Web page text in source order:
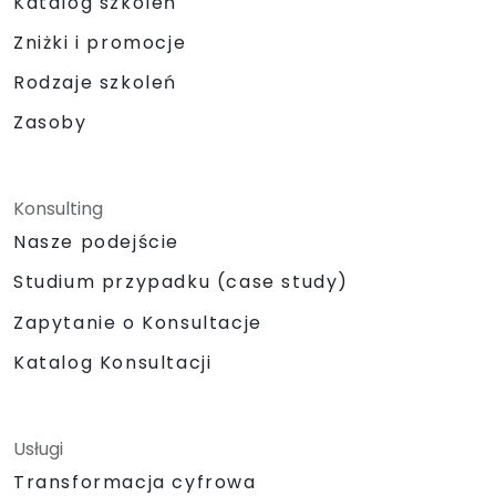
Zniżki i promocje
Rodzaje szkoleń
Zasoby
Konsulting
Nasze podejście
Studium przypadku (case study)
Zapytanie o Konsultacje
Katalog Konsultacji
Usługi
Transformacja cyfrowa